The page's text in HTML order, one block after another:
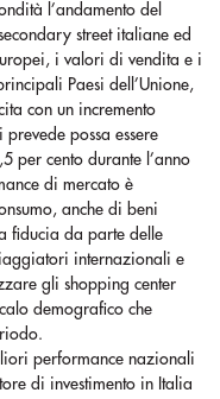
l’andamento del
street italiane ed
i valori di vendita e i
Paesi dell’Unione,
con un incremento
possa essere
per cento durante l’anno
di mercato è
anche di beni
fiducia da parte delle
internazionali e
gli shopping center
demografico che
performance nazionali
di investimento in Italia